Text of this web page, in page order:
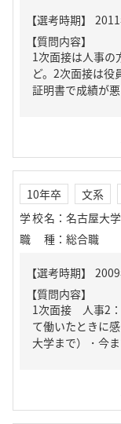
【質問内容】
1次面接は人事の
ど。2次面接は役
証明書で成績が
10年卒 文系
学校名 ： 名古屋大学
職種 ： 総合職
【質問内容】
1次面接 人事2：
て働いたときに
大学まで）・今